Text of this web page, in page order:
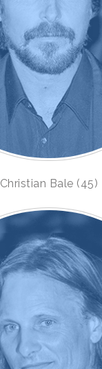
Christian Bale (45)